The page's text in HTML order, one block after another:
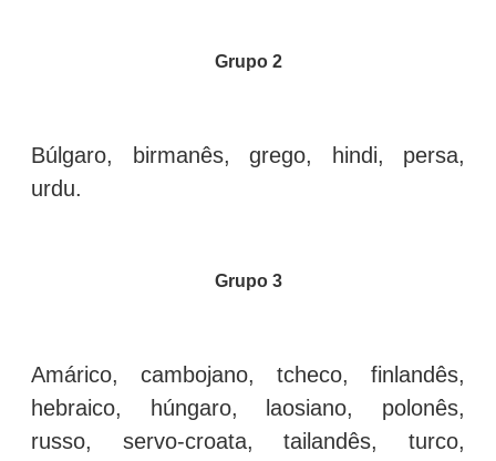
Grupo 2
Búlgaro, birmanês, grego, hindi, persa,
urdu.
Grupo 3
Amárico, cambojano, tcheco, finlandês,
hebraico, húngaro, laosiano, polonês,
russo, servo-croata, tailandês, turco,